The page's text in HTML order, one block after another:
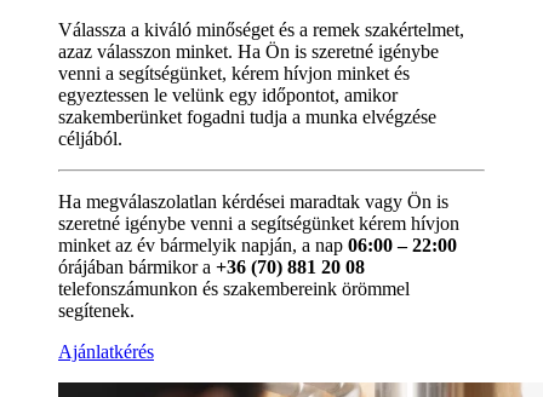
Válassza a kiváló minőséget és a remek szakértelmet,
azaz válasszon minket. Ha Ön is szeretné igénybe
venni a segítségünket, kérem hívjon minket és
egyeztessen le velünk egy időpontot, amikor
szakemberünket fogadni tudja a munka elvégzése
céljából.
Ha megválaszolatlan kérdései maradtak vagy Ön is
szeretné igénybe venni a segítségünket kérem hívjon
minket az év bármelyik napján, a nap 06:00 – 22:00
órájában bármikor a +36 (70) 881 20 08
telefonszámunkon és szakembereink örömmel
segítenek.
Ajánlatkérés